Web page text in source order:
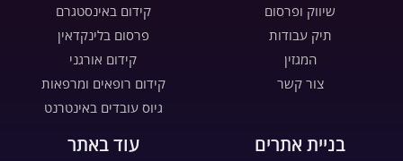
שיווק ופרסום
תיק עבודות
המגזין
צור קשר
קידום באינסטגרם
פרסום בלינקדאין
קידום אורגני
קידום רופאים ומרפאות
גיוס עובדים באינטרנט
בניית אתרים עוד באתר